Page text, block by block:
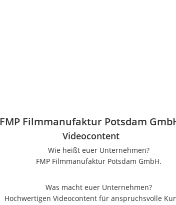
FMP Filmmanufaktur Potsdam
Videocontent
Wie heißt euer Unternehmen?
FMP Filmmanufaktur Potsdam GmbH.
Was macht euer Unternehmen?
Hochwertigen Videocontent für anspruchsvolle